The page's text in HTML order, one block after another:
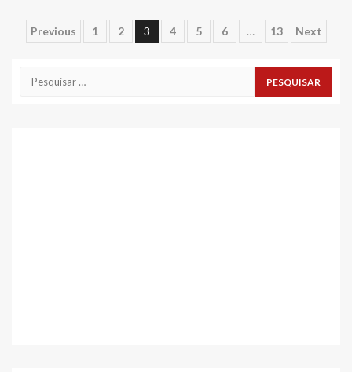
Paginação
posts
Previous 1 2 3 4 5 6 … 13 Next
Pesquisar